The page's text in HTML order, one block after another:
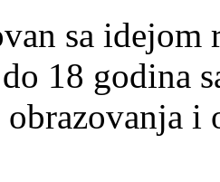
sa idejom
18 godina
i